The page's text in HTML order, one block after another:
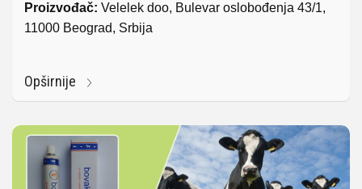
Proizvođač: Velelek doo, Bulevar oslobođenja 43/1,
11000 Beograd, Srbija
Opširnije